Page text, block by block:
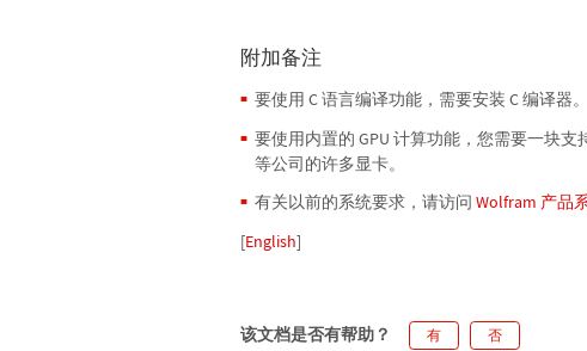
附加备注
要使用 C 语言编译功能，需要安装 C 编译器。
要使用内置的 GPU 计算功能，您需要一块支
等公司的许多显卡。
有关以前的系统要求，请访问 Wolfram 产品
[English]
该文档是否有帮助？ 有 否